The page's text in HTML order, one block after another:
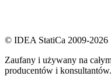
© IDEA StatiCa 2009-2026
Zaufany i używany na
producentów i konsultantów.